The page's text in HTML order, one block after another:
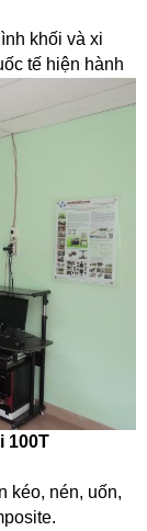
khối và xi
tế hiện hành
100T
kéo, nén, uốn,